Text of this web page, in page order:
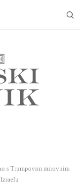
s Trumpovim mirovnim